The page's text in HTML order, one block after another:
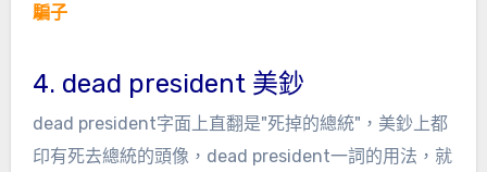
騙子
4. dead president 美鈔
dead president字面上直翻是"死掉的總統"，美鈔上都
印有死去總統的頭像，dead president一詞的用法，就